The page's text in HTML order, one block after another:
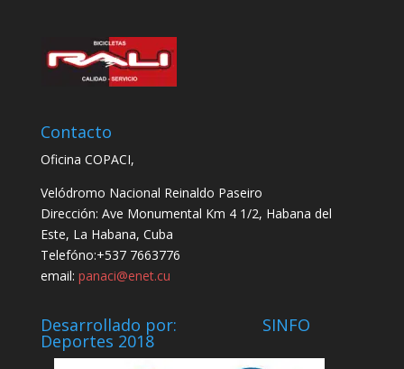
Contacto
Oficina COPACI,
Velódromo Nacional Reinaldo Paseiro
Dirección: Ave Monumental Km 4 1/2, Habana del
Este, La Habana, Cuba
Telefóno:+537 7663776
email: panaci@enet.cu
Desarrollado por: SINFO
Deportes 2018